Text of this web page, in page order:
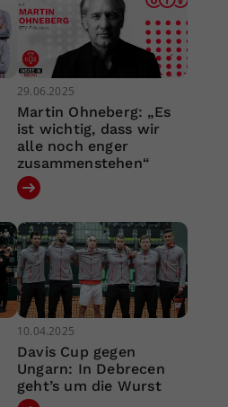
29.06.2025
Martin Ohneberg: „Es
ist wichtig, dass wir
alle noch enger
zusammenstehen“
10.04.2025
Davis Cup gegen
Ungarn: In Debrecen
geht’s um die Wurst